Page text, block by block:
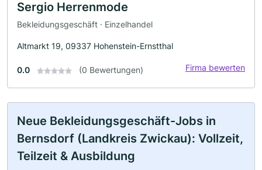
Sergio Herrenmode
Bekleidungsgeschäft · Einzelhandel
Altmarkt 19, 09337 Hohenstein-Ernstthal
0.0 (0 Bewertungen) Firma bewerten
Neue Bekleidungsgeschäft-Jobs in
Bernsdorf (Landkreis Zwickau): Vollzeit,
Teilzeit & Ausbildung